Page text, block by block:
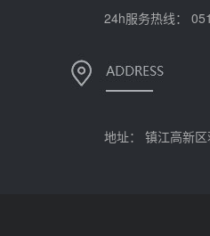
24h服务热线：
地址： 镇江高新